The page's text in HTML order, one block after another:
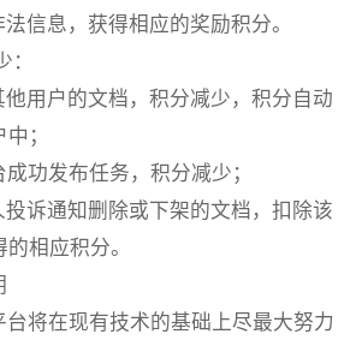
信息，获得相应的奖励积分。
：
他用户的文档，积分减少，积分自动
；
功发布任务，积分减少；
投诉通知删除或下架的文档，扣除该
相应积分。
台将在现有技术的基础上尽最大努力